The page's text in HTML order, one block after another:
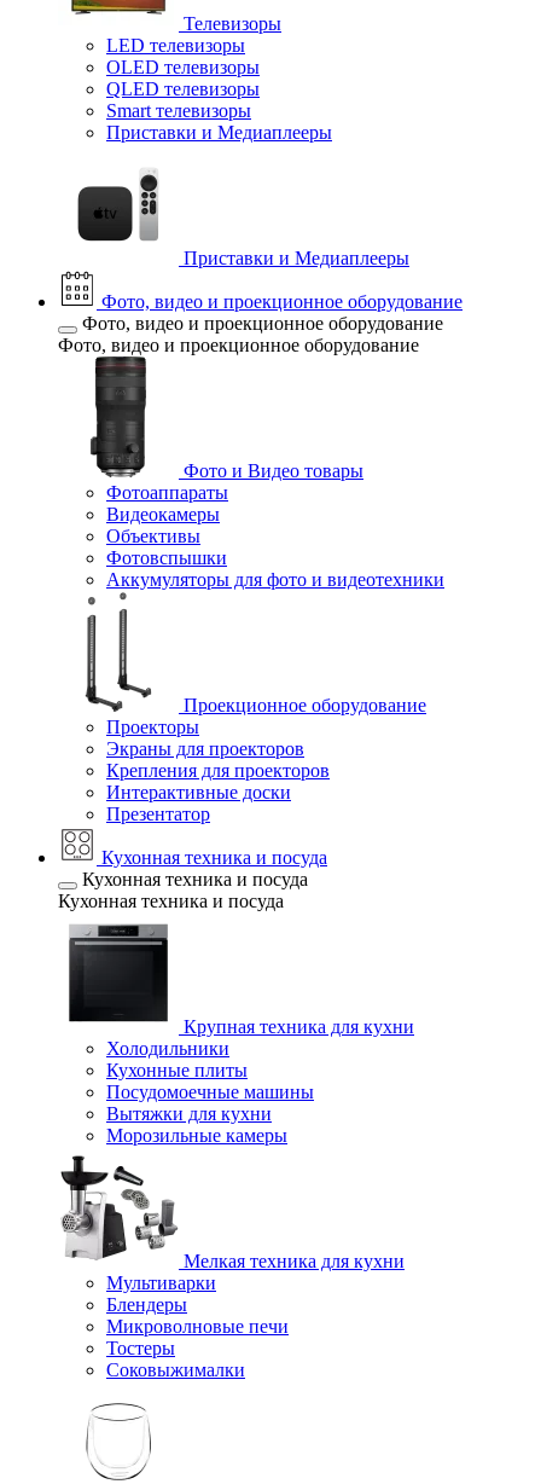
Телевизоры
LED телевизоры
OLED телевизоры
QLED телевизоры
Smart телевизоры
Приставки и Медиаплееры
Приставки и Медиаплееры
Фото, видео и проекционное оборудование
Фото, видео и проекционное оборудование
Фото, видео и проекционное оборудование
Фото и Видео товары
Фотоаппараты
Видеокамеры
Объективы
Фотовспышки
Аккумуляторы для фото и видеотехники
Проекционное оборудование
Проекторы
Экраны для проекторов
Крепления для проекторов
Интерактивные доски
Презентатор
Кухонная техника и посуда
Кухонная техника и посуда
Кухонная техника и посуда
Крупная техника для кухни
Холодильники
Кухонные плиты
Посудомоечные машины
Вытяжки для кухни
Морозильные камеры
Мелкая техника для кухни
Мультиварки
Блендеры
Микроволновые печи
Тостеры
Соковыжималки